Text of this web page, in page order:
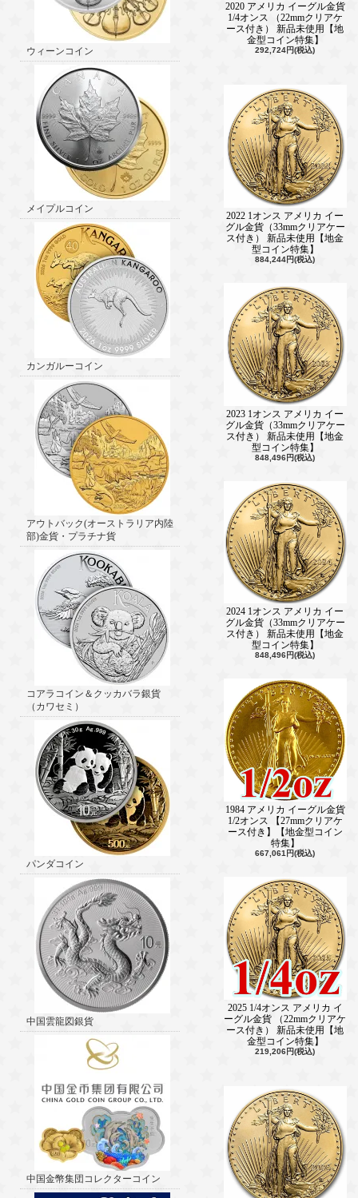
ウィーンコイン
メイプルコイン
カンガルーコイン
アウトバック(オーストラリア内陸
部)金貨・プラチナ貨
コアラコイン＆クッカバラ銀貨
（カワセミ）
パンダコイン
中国雲龍図銀貨
中国金幣集団コレクターコイン
2020 アメリカ イーグル金貨
1/4オンス （22mmクリアケ
ース付き） 新品未使用【地
金型コイン特集】
292,724円(税込)
2022 1オンス アメリカ イー
グル金貨（33mmクリアケー
ス付き） 新品未使用【地金
型コイン特集】
884,244円(税込)
2023 1オンス アメリカ イー
グル金貨（33mmクリアケー
ス付き） 新品未使用【地金
型コイン特集】
848,496円(税込)
2024 1オンス アメリカ イー
グル金貨（33mmクリアケー
ス付き） 新品未使用【地金
型コイン特集】
848,496円(税込)
1984 アメリカ イーグル金貨
1/2オンス 【27mmクリアケ
ース付き】【地金型コイン
特集】
667,061円(税込)
2025 1/4オンス アメリカ イ
ーグル金貨 （22mmクリアケ
ース付き） 新品未使用【地
金型コイン特集】
219,206円(税込)